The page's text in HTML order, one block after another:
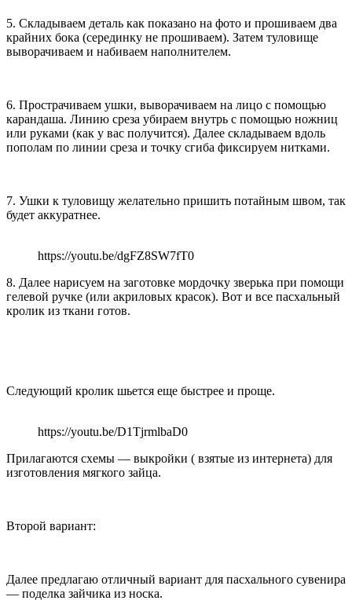
5. Складываем деталь как показано на фото и прошиваем два
крайних бока (серединку не прошиваем). Затем туловище
выворачиваем и набиваем наполнителем.
6. Прострачиваем ушки, выворачиваем на лицо с помощью
карандаша. Линию среза убираем внутрь с помощью ножниц
или руками (как у вас получится). Далее складываем вдоль
пополам по линии среза и точку сгиба фиксируем нитками.
7. Ушки к туловищу желательно пришить потайным швом, так
будет аккуратнее.
https://youtu.be/dgFZ8SW7fT0
8. Далее нарисуем на заготовке мордочку зверька при помощи
гелевой ручке (или акриловых красок). Вот и все пасхальный
кролик из ткани готов.
Следующий кролик шьется еще быстрее и проще.
https://youtu.be/D1TjrmlbaD0
Прилагаются схемы — выкройки ( взятые из интернета) для
изготовления мягкого зайца.
Второй вариант:
Далее предлагаю отличный вариант для пасхального сувенира
— поделка зайчика из носка.